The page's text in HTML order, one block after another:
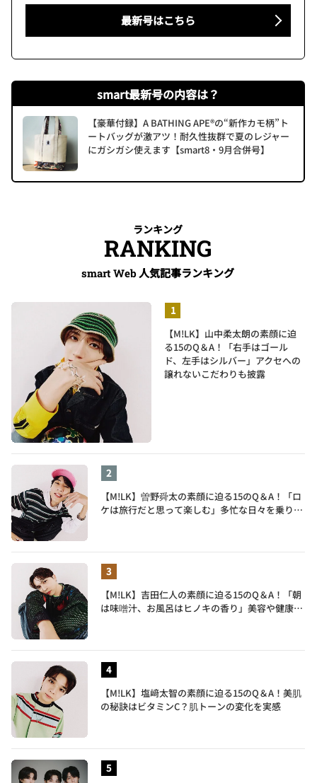
最新号はこちら
smart最新号の内容は？
【豪華付録】A BATHING APE®の“新作カモ柄”ト
ートバッグが激アツ！耐久性抜群で夏のレジャー
にガシガシ使えます【smart8・9月合併号】
ランキング
RANKING
smart Web人気記事ランキング
【M!LK】山中柔太朗の素顔に迫
る15のQ＆A！「右手はゴール
ド、左手はシルバー」アクセへの
譲れないこだわりも披露
【M!LK】曽野舜太の素顔に迫る15のQ＆A！「ロ
ケは旅行だと思って楽しむ」多忙な日々を乗り切
【M!LK】吉田仁人の素顔に迫る15のQ＆A！「朝
は味噌汁、お風呂はヒノキの香り」美容や健康習
【M!LK】塩﨑太智の素顔に迫る15のQ＆A！美肌
の秘訣はビタミンC？肌トーンの変化を実感